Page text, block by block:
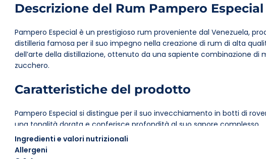
Descrizione del Rum Pampero Especial
Pampero Especial è un prestigioso rum proveniente dal Venezuela,
distilleria famosa per il suo impegno nella creazione di rum di alta
dell’arte della distillazione, ottenuto da una sapiente combinazione di
zucchero.
Caratteristiche del prodotto
Pampero Especial si distingue per il suo invecchiamento in botti di
una tonalità dorata e conferisce profondità al suo sapore complesso.
Profilo Gustativo
Ingredienti e valori nutrizionali
Allergeni